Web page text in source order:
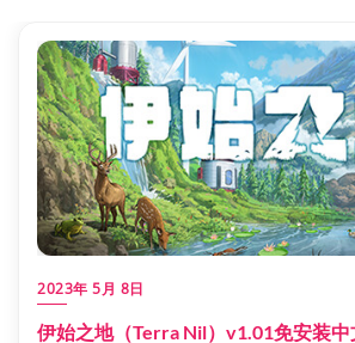
2023年 5月 8日
伊始之地（Terra Nil）v1.01免安装中